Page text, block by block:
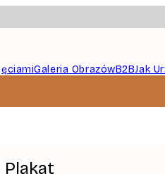
Galeria ObrazówB2BJak
Plakat